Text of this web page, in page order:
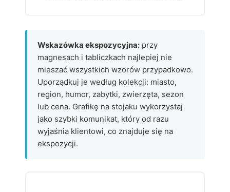
Wskazówka ekspozycyjna: przy
magnesach i tabliczkach najlepiej nie
mieszać wszystkich wzorów przypadkowo.
Uporządkuj je według kolekcji: miasto,
region, humor, zabytki, zwierzęta, sezon
lub cena. Grafikę na stojaku wykorzystaj
jako szybki komunikat, który od razu
wyjaśnia klientowi, co znajduje się na
ekspozycji.